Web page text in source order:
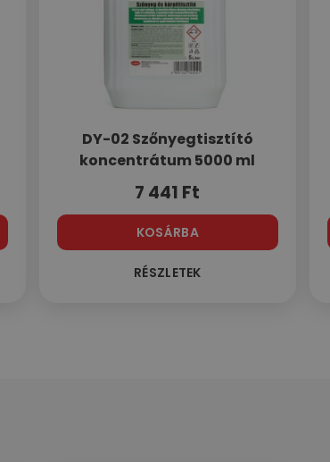
DY-02 Szőnyegtisztító
koncentrátum 5000 ml
7 441 Ft
KOSÁRBA
RÉSZLETEK